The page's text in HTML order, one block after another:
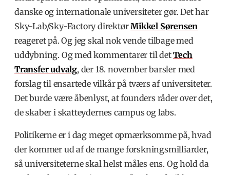
danske og internationale universiteter gør. Det har
Sky-Lab/Sky-Factory direktørMikkel Sørensen
reageret på. Og jeg skal nok vende tilbage med
uddybning. Og med kommentarer til detTech
Transfer udvalg, der 18. november barsler med
forslag til ensartede vilkår på tværs af universiteter.
Det burde være åbenlyst, at founders råder over det,
de skaber i skatteydernes campus og labs.
Politikerne er i dag meget opmærksomme på, hvad
der kommer ud af de mange forskningsmilliarder,
så universiteterne skal helst måles ens. Og hold da